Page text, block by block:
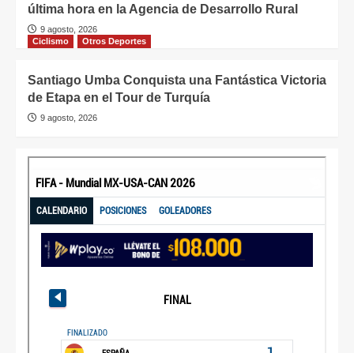
última hora en la Agencia de Desarrollo Rural
9 agosto, 2026
Ciclismo
Otros Deportes
Santiago Umba Conquista una Fantástica Victoria
de Etapa en el Tour de Turquía
9 agosto, 2026